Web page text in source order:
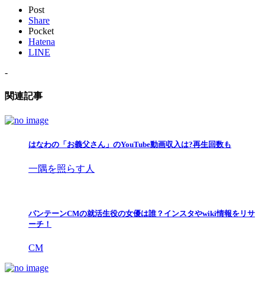
Post
Share
Pocket
Hatena
LINE
-
関連記事
はなわの「お義父さん」のYouTube動画収入は?再生回数も
一隅を照らす人
パンテーンCMの就活生役の女優は誰？インスタやwiki情報をリサ
ーチ！
CM